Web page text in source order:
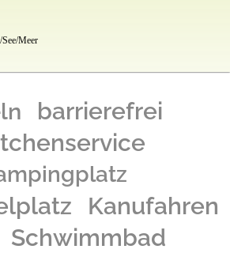
Meer
barrierefrei
Kanufahren
Schwimmbad